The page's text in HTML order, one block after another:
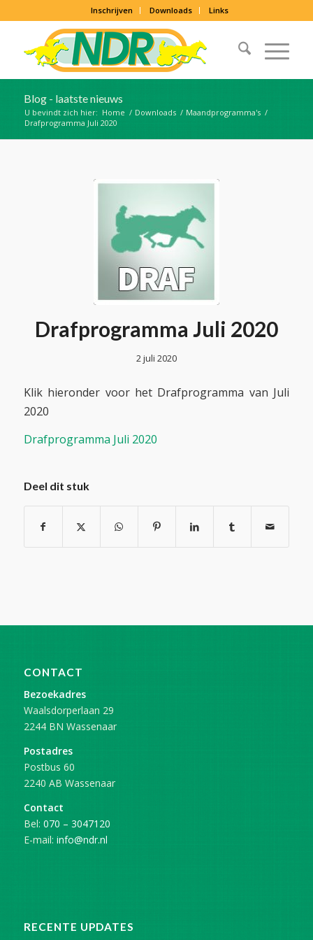
Inschrijven Downloads Links
Blog - laatste nieuws
U bevindt zich hier: Home / Downloads / Maandprogramma's /
Drafprogramma Juli 2020
Drafprogramma Juli 2020
2 juli 2020
Klik hieronder voor het Drafprogramma van Juli
2020
Drafprogramma Juli 2020
Deel dit stuk
CONTACT
Bezoekadres
Waalsdorperlaan 29
2244 BN Wassenaar
Postadres
Postbus 60
2240 AB Wassenaar
Contact
Bel: 070 – 3047120
E-mail: info@ndr.nl
RECENTE UPDATES